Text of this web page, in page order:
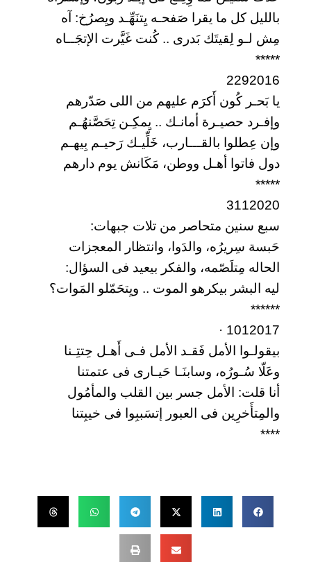
بالليل كل ما يقرا صَفحـه يِتنَهِّـد ويِصرُخ: آه
مِش لـو لِقيتَك بَدرى .. كُنت غَيَّرت الإتجَــاه
*****
2292016
يا بَحـر كُون أَكرَم عليهم من اللى صَدّرهم
وإفـرد حصيـرة أمانـك .. يِمكِـن تِحَصَّنهُـم
وإن عِطلوا بالقـــارب، خَلِّيـك رَحيـم بِيهـم
دول فاتوا أهـل ووطن، مَكَانش يوم دارهم
*****
3112020
سبع سنين متحاصر من تلات جبهات:
حَبسة سِريرُه، والدَوا، وانتظار المعجزات
الحاله مِتلَصّمه، والفكر بيعيد فى السؤال:
ليه البشر بيكرهو الموت .. ويِتحَمّلو المَوات؟
******
1012017 ·
بيقولـوا الأمل فَقـد الأمل فـى أَهـل حِتتِـنا
وعَلّا سُـورُه، وسابنَـا حَيـارى فى عتمتنا
أنا قلت: الأمل جسر بين القلب والمأمُول
والمِتأَخرِين فى العبور إتسَببِوا فى خيبِتنا
****